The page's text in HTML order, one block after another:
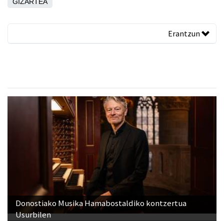
Erantzun
Donostiako Musika Hamabostaldiko kontzertua
Usurbilen